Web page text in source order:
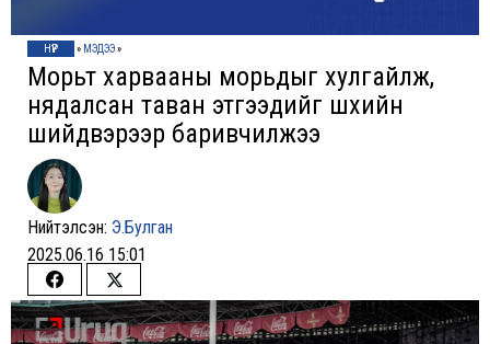
НҮҮР » МЭДЭЭ»
Морьт харвааны морьдыг хулгайлж,
нядалсан таван этгээдийг шүүхийн
шийдвэрээр баривчилжээ
Нийтэлсэн: Э.Булган
2025.06.16 15:01
Share
on
Share
on